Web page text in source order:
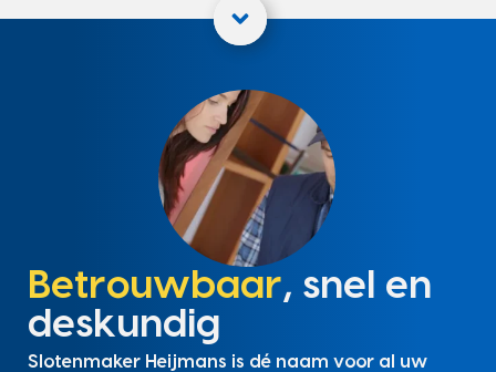
Betrouwbaar, snel en
deskundig
Slotenmaker Heijmans is dé naam voor al uw